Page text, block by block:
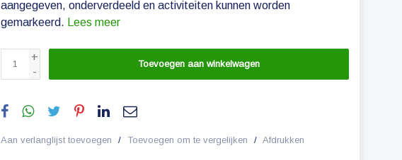
aangegeven, onderverdeeld en activiteiten kunnen worden
gemarkeerd. Lees meer
+
-
Toevoegen aan winkelwagen
Aan verlanglijst toevoegen / Toevoegen om te vergelijken / Afdrukken